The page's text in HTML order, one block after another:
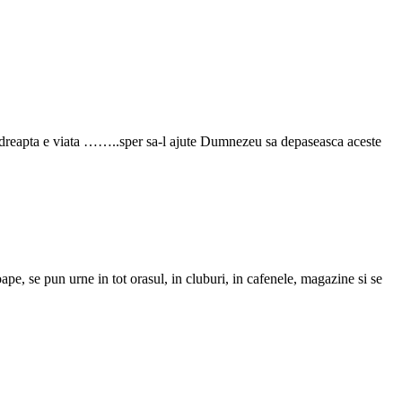
e viata ……..sper sa-l ajute Dumnezeu sa depaseasca aceste
se pun urne in tot orasul, in cluburi, in cafenele, magazine si se